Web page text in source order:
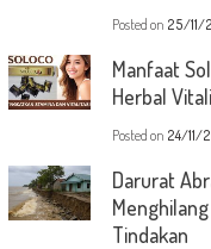
Posted on 25/11/
Manfaat
Herbal
Posted on 24/11/
Darurat
Tindakan